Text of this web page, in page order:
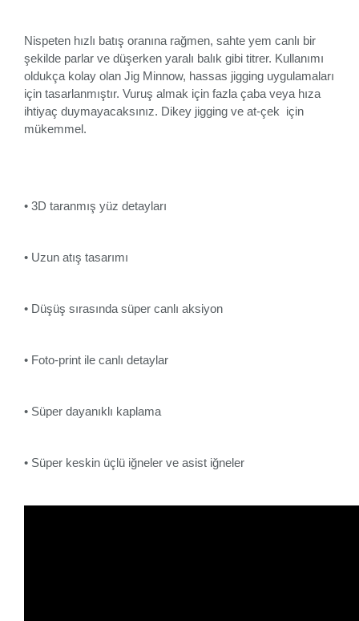
Nispeten hızlı batış oranına rağmen, sahte yem canlı bir
şekilde parlar ve düşerken yaralı balık gibi titrer. Kullanımı
oldukça kolay olan Jig Minnow, hassas jigging uygulamaları
için tasarlanmıştır. Vuruş almak için fazla çaba veya hıza
ihtiyaç duymayacaksınız. Dikey jigging ve at-çek için
mükemmel.
• 3D taranmış yüz detayları
• Uzun atış tasarımı
• Düşüş sırasında süper canlı aksiyon
• Foto-print ile canlı detaylar
• Süper dayanıklı kaplama
• Süper keskin üçlü iğneler ve asist iğneler